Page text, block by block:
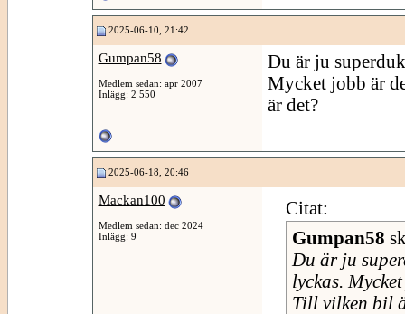
2025-06-10, 21:42
Gumpan58
Medlem sedan: apr 2007
Inlägg: 2 550
Du är ju
Mycket jobb är
är det?
2025-06-18, 20:46
Mackan100
Medlem sedan: dec 2024
Inlägg: 9
Citat:
Gumpan58
Du är ju
lyckas.
Till vilken bil